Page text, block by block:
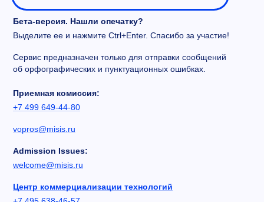
Бета-версия. Нашли опечатку?
Выделите ее и нажмите Ctrl+Enter. Спасибо за участие!
Сервис предназначен только для отправки сообщений
об орфографических и пунктуационных ошибках.
Приемная комиссия:
+7 499 649-44-80
vopros@misis.ru
Admission Issues:
welcome@misis.ru
Центр коммерциализации технологий